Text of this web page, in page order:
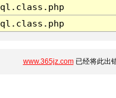
www.365jz.com已经将此出